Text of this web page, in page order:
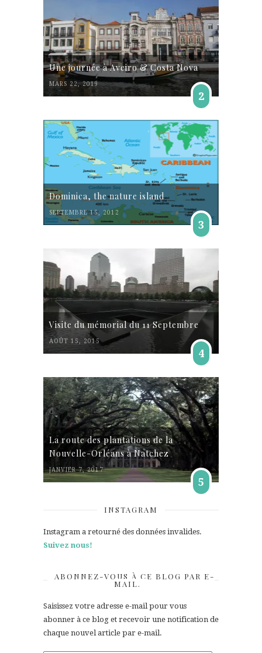
Une journée à Aveiro & Costa Nova
MARS 22, 2019
2
Dominica, the nature island
SEPTEMBRE 15, 2012
3
Visite du mémorial du 11 Septembre
AOÛT 15, 2015
4
La route des plantations de la
Nouvelle-Orléans à Natchez
JANVIER 7, 2017
5
INSTAGRAM
Instagram a retourné des données invalides.
Suivez nous!
ABONNEZ-VOUS À CE BLOG PAR E-
MAIL.
Saisissez votre adresse e-mail pour vous
abonner à ce blog et recevoir une notification de
chaque nouvel article par e-mail.